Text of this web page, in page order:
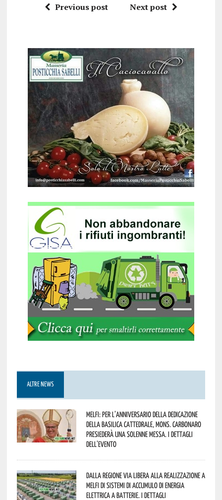
Previous post Next post
ALTRE NEWS
Melfi: per l’anniversario della Dedicazione
della Basilica Cattedrale, Mons. Carbonaro
presiederà una solenne messa. I dettagli
dell’evento
Dalla Regione via libera alla realizzazione a
Melfi di sistemi di accumulo di energia
elettrica a batterie. I dettagli